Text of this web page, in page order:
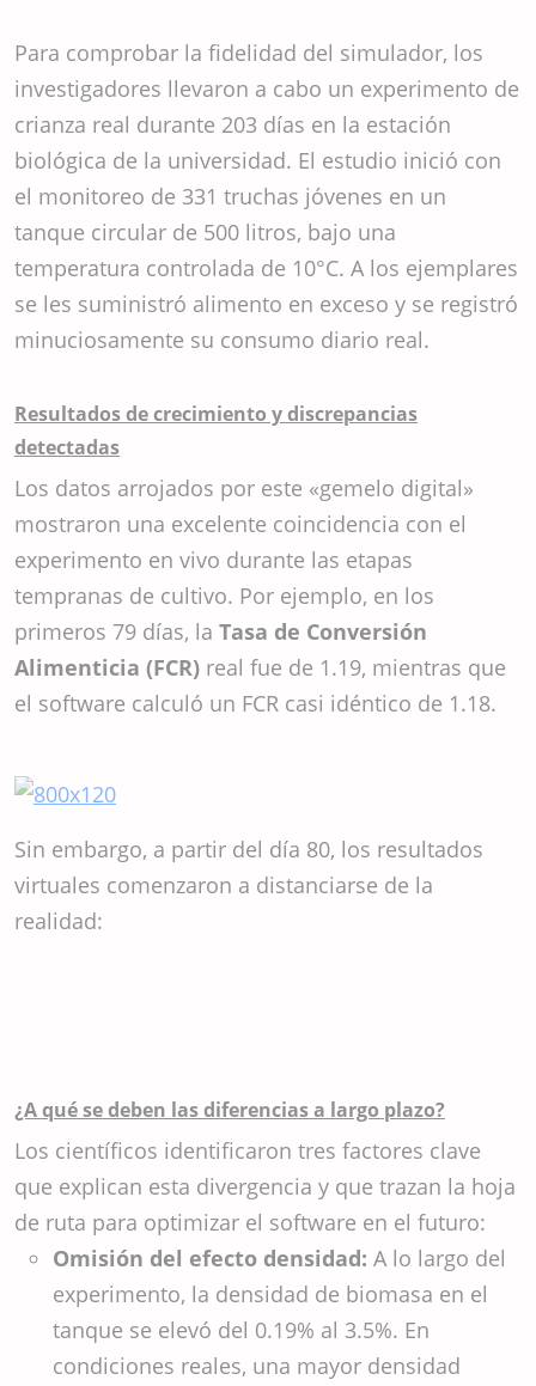
Para comprobar la fidelidad del simulador, los
investigadores llevaron a cabo un experimento de
crianza real durante 203 días en la estación
biológica de la universidad. El estudio inició con
el monitoreo de 331 truchas jóvenes en un
tanque circular de 500 litros, bajo una
temperatura controlada de 10°C. A los ejemplares
se les suministró alimento en exceso y se registró
minuciosamente su consumo diario real.
Resultados de crecimiento y discrepancias
detectadas
Los datos arrojados por este «gemelo digital»
mostraron una excelente coincidencia con el
experimento en vivo durante las etapas
tempranas de cultivo. Por ejemplo, en los
primeros 79 días, la Tasa de Conversión
Alimenticia (FCR) real fue de 1.19, mientras que
el software calculó un FCR casi idéntico de 1.18.
Sin embargo, a partir del día 80, los resultados
virtuales comenzaron a distanciarse de la
realidad:
¿A qué se deben las diferencias a largo plazo?
Los científicos identificaron tres factores clave
que explican esta divergencia y que trazan la hoja
de ruta para optimizar el software en el futuro:
Omisión del efecto densidad: A lo largo del
experimento, la densidad de biomasa en el
tanque se elevó del 0.19% al 3.5%. En
condiciones reales, una mayor densidad